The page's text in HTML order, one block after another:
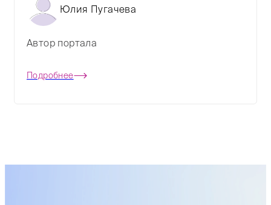
Юлия Пугачева
Автор портала
Подробнее